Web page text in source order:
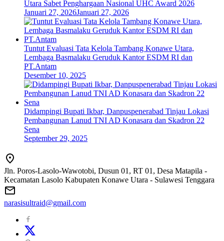
Utara Sabet Penghargaan Nasional UHC Award 2026
Januari 27, 2026Januari 27, 2026
Tuntut Evaluasi Tata Kelola Tambang Konawe Utara,
Lembaga Basmalaku Geruduk Kantor ESDM RI dan
PT.Antam
Desember 10, 2025
Didampingi Bupati Ikbar, Danpuspenerabad Tinjau Lokasi
Pembangunan Lanud TNI AD Konasara dan Skadron 22
Sena
September 29, 2025
Jln. Poros-Lasolo-Wawotobi, Dusun 01, RT 01, Desa Matapila -
Kecamatan Lasolo Kabupaten Konawe Utara - Sulawesi Tenggara
narasisultraid@gmail.com